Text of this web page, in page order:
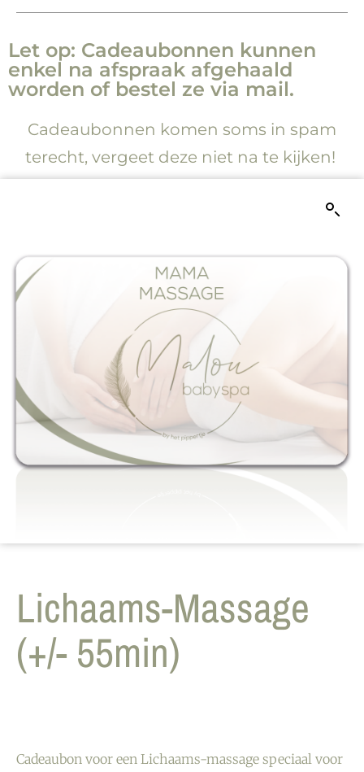
Let op: Cadeaubonnen kunnen
enkel na afspraak afgehaald
worden of bestel ze via mail.
Cadeaubonnen komen soms in spam
terecht, vergeet deze niet na te kijken!
Lichaams-Massage
(+/- 55min)
Cadeaubon voor een Lichaams-massage speciaal voor